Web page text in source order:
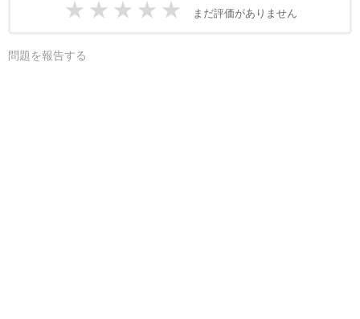
★ ★ ★ ★ ★ まだ評価がありません
問題を報告する